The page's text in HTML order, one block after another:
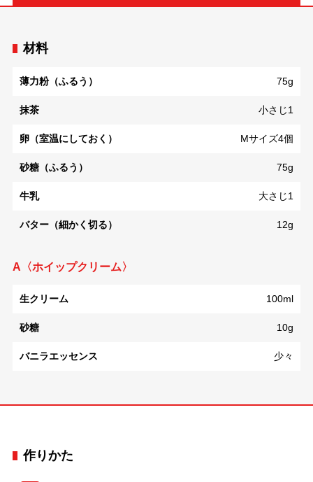
材料
薄力粉（ふるう） 75g
抹茶 小さじ1
卵（室温にしておく） Mサイズ4個
砂糖（ふるう） 75g
牛乳 大さじ1
バター（細かく切る） 12g
A〈ホイップクリーム〉
生クリーム 100ml
砂糖 10g
バニラエッセンス 少々
作りかた